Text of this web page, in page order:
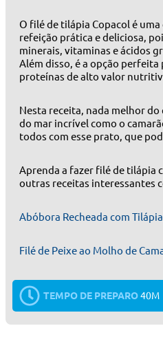
O filé de tilápia Copacol é
refeição prática e deliciosa,
minerais, vitaminas e ácidos
Além disso, é a opção
proteínas de alto valor
Nesta receita, nada melhor
do mar incrível como o
todos com esse prato, que
Aprenda a fazer filé de tilápia
outras receitas interessantes
Abóbora Recheada com
Filé de Peixe ao Molho de
TEMPO DE PREPARO40M